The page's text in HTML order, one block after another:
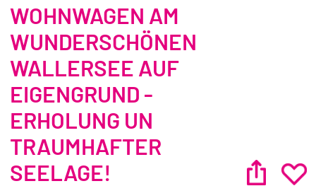
WOHNWAGEN AM
WUNDERSCHÖNEN
WALLERSEE AUF
EIGENGRUND -
ERHOLUNG UN
TRAUMHAFTER
SEELAGE!